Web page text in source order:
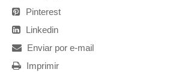
Pinterest
Linkedin
Enviar por e-mail
Imprimir